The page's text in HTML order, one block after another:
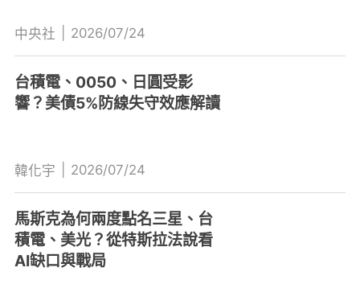
中央社 2026/07/24
台積電、0050、日圓受影
響？美債5%防線失守效應解讀
韓化宇 2026/07/24
馬斯克為何兩度點名三星、台
積電、美光？從特斯拉法說看
AI缺口與戰局